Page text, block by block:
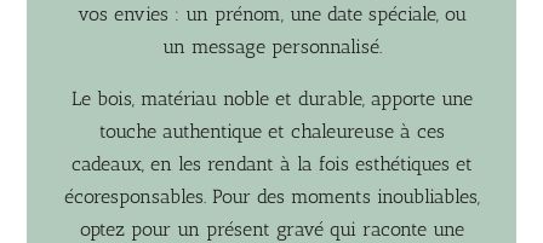
vos envies : un prénom, une date spéciale, ou
un message personnalisé.
Le bois, matériau noble et durable, apporte une
touche authentique et chaleureuse à ces
cadeaux, en les rendant à la fois esthétiques et
écoresponsables. Pour des moments inoubliables,
optez pour un présent gravé qui raconte une